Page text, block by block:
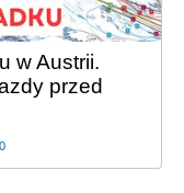
w Austrii.
przed